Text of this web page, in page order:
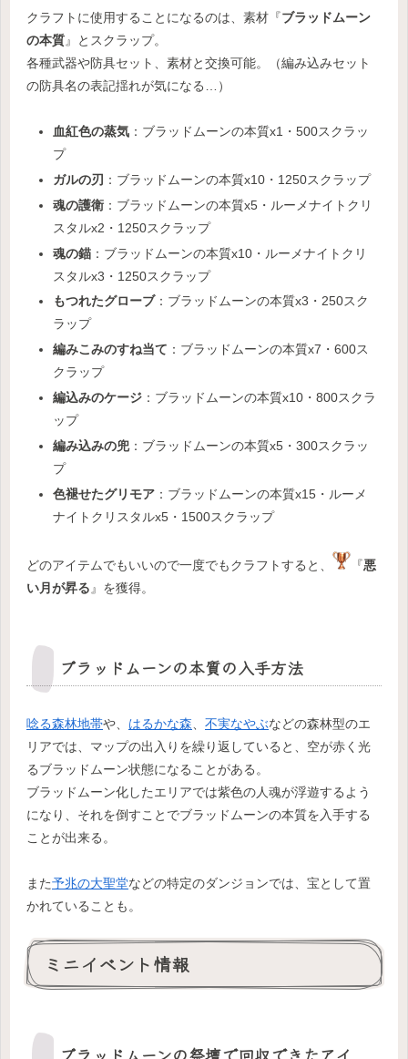
クラフトに使用することになるのは、素材『ブラッドムーン
の本質』とスクラップ。
各種武器や防具セット、素材と交換可能。（編み込みセット
の防具名の表記揺れが気になる…）
血紅色の蒸気：ブラッドムーンの本質x1・500スクラッ
プ
ガルの刃 ：ブラッドムーンの本質x10・1250スクラップ
魂の護衛：ブラッドムーンの本質x5・ルーメナイトクリ
スタルx2・1250スクラップ
魂の錨：ブラッドムーンの本質x10・ルーメナイトクリ
スタルx3・1250スクラップ
もつれたグローブ：ブラッドムーンの本質x3・250スク
ラップ
編みこみのすね当て ：ブラッドムーンの本質x7・600ス
クラップ
編込みのケージ：ブラッドムーンの本質x10・800スクラ
ップ
編み込みの兜：ブラッドムーンの本質x5・300スクラッ
プ
色褪せたグリモア：ブラッドムーンの本質x15・ルーメ
ナイトクリスタルx5・1500スクラップ
どのアイテムでもいいので一度でもクラフトすると、 『悪
い月が昇る 』を獲得。
ブラッドムーンの本質の入手方法
唸る森林地帯や、 はるかな森 不実なやぶなどの森林型のエ
リアでは、マップの出入りを繰り返していると、空が赤く光
るブラッドムーン状態になることがある。
ブラッドムーン化したエリアでは紫色の人魂が浮遊するよう
になり、それを倒すことでブラッドムーンの本質を入手する
ことが出来る。
また予兆の大聖堂などの特定のダンジョンでは、宝として置
かれていることも。
ミニイベント情報